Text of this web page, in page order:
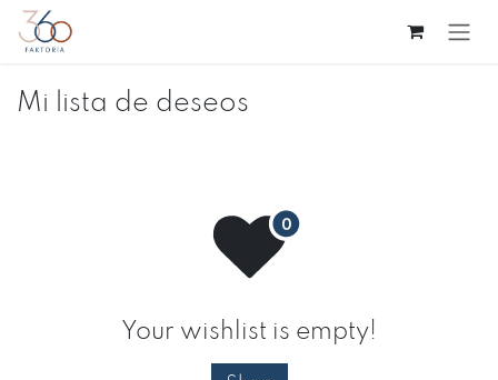
Ir al contenido
Mi lista de deseos
Your wishlist is empty!